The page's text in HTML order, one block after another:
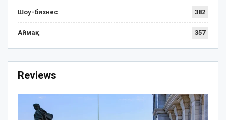
Шоу-бизнес 382
Аймақ 357
Reviews